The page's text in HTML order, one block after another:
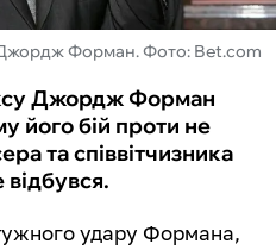
Форман. Фото: Вet.com
Джордж Форман
його бій проти не
та співвітчизника
удару Формана,